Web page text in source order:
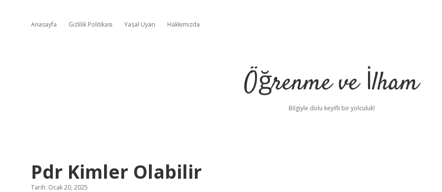
Anasayfa Gizlilik Politikası Yasal Uyarı Hakkımızda
Öğrenme ve İlham
Bilgiyle dolu keyifli bir yolculuk!
Pdr Kimler Olabilir
Tarih: Ocak 20, 2025